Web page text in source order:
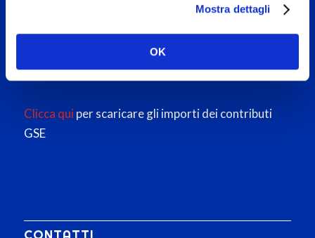
Mostra dettagli
OK
Clicca quiper scaricare gli importi dei contributi
GSE